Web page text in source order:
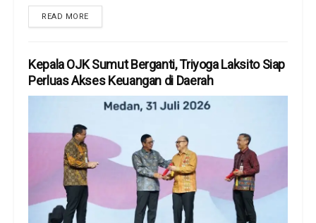
READ MORE
Kepala OJK Sumut Berganti, Triyoga Laksito Siap
Perluas Akses Keuangan di Daerah